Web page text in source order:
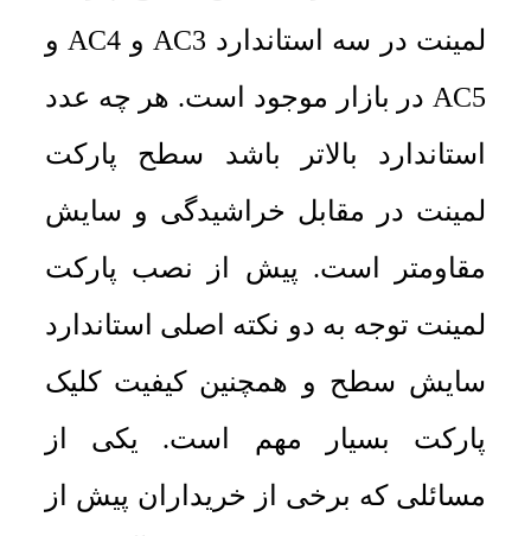
لمینت در سه استاندارد AC3 و AC4 و
AC5 در بازار موجود است. هر چه عدد
استاندارد بالاتر باشد سطح پارکت
لمینت در مقابل خراشیدگی و سایش
مقاومتر است. پیش از نصب پارکت
لمینت توجه به دو نکته اصلی استاندارد
سایش سطح و همچنین کیفیت کلیک
پارکت بسیار مهم است. یکی از
مسائلی که برخی از خریداران پیش از